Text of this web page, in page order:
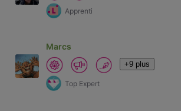
Apprenti
Marcs
+9 plus
Top Expert